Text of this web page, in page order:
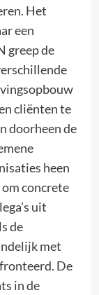
Het
een
greep de
cliënten te
doorheen de
heen
concrete
uit
de
met
De
in de